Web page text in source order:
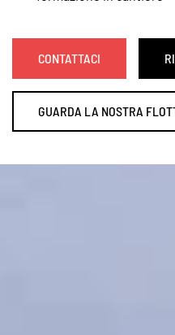
CONTATTACI
GUARDA LA NOSTRA